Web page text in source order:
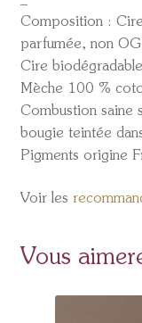
Composition :
parfumée, non
Cire
Mèche 100 %
Combustion saine
bougie teintée
Pigments origine
Voir les
Vous